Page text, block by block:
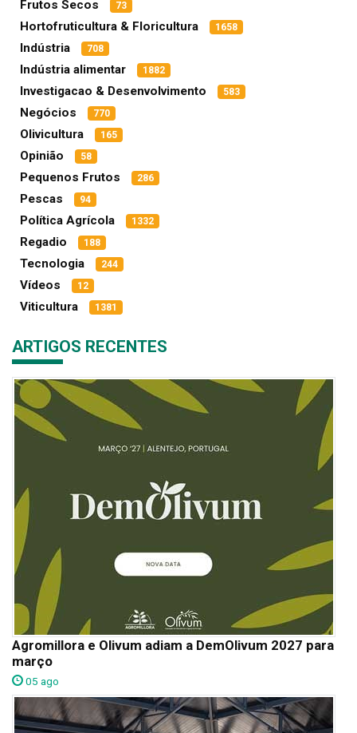
Frutos Secos 73
Hortofruticultura & Floricultura 1658
Indústria 708
Indústria alimentar 1882
Investigacao & Desenvolvimento 583
Negócios 770
Olivicultura 165
Opinião 58
Pequenos Frutos 286
Pescas 94
Política Agrícola 1332
Regadio 188
Tecnologia 244
Vídeos 12
Viticultura 1381
ARTIGOS RECENTES
Agromillora e Olivum adiam a DemOlivum 2027 para
março
05 ago